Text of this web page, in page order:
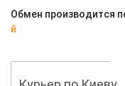
Обмен производится
й